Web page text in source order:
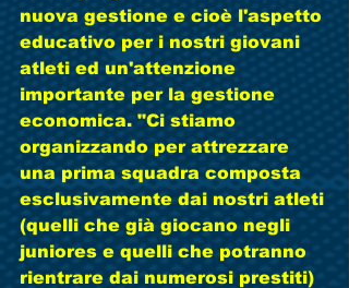
nuova gestione e cioè l'aspetto
educativo per i nostri giovani
atleti ed un'attenzione
importante per la gestione
economica. "Ci stiamo
organizzando per attrezzare
una prima squadra composta
esclusivamente dai nostri atleti
(quelli che già giocano negli
juniores e quelli che potranno
rientrare dai numerosi prestiti)